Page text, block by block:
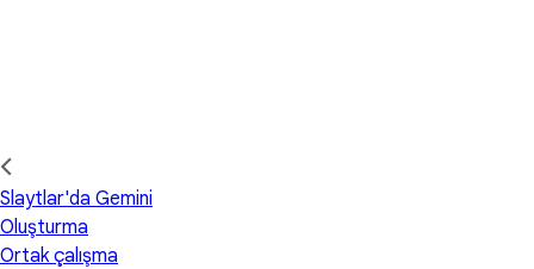
Slaytlar'da Gemini
Oluşturma
Ortak çalışma